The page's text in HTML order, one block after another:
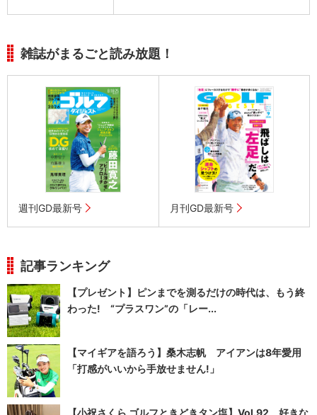
雑誌がまるごと読み放題！
週刊GD最新号 月刊GD最新号
記事ランキング
【プレゼント】ピンまでを測るだけの時代は、もう終
わった! “プラスワン”の「レー...
【マイギアを語ろう】桑木志帆 アイアンは8年愛用
「打感がいいから手放せません!」